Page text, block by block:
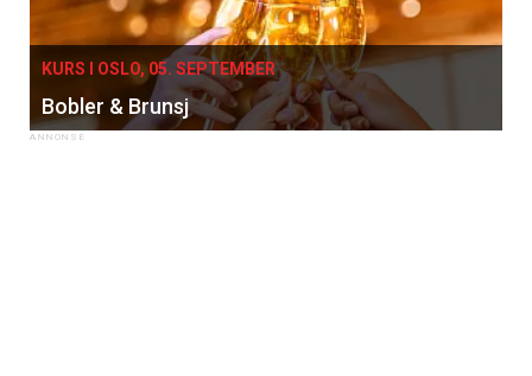
KURS I OSLO, 05. SEPTEMBER
Bobler & Brunsj